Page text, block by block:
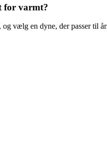
for varmt?
vælg en dyne, der passer til